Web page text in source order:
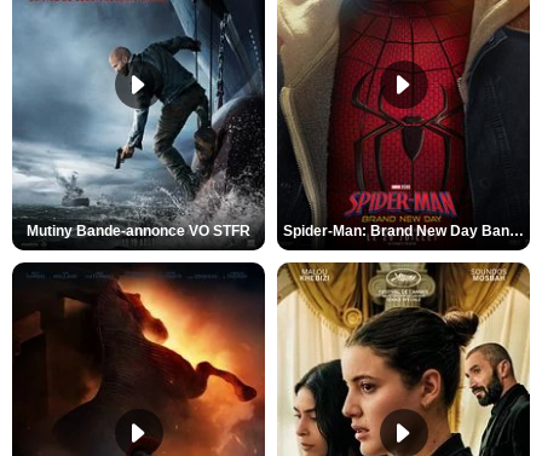
Mutiny Bande-annonce VO STFR Spider-Man: Brand New Day Bande-annonce VO STFR